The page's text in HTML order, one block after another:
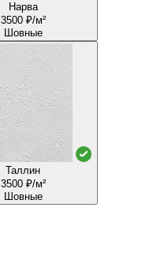
Нарва
3500 ₽/м²
Шовные
Таллин
3500 ₽/м²
Шовные